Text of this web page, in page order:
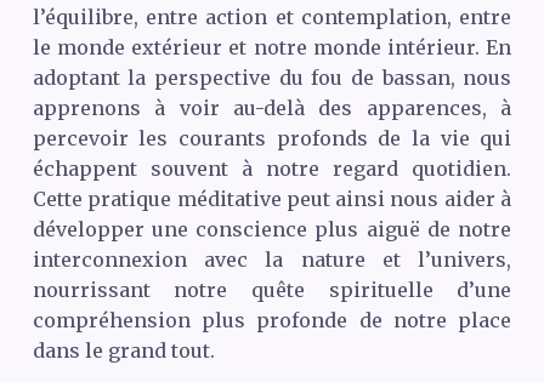
l’équilibre, entre action et contemplation, entre
le monde extérieur et notre monde intérieur. En
adoptant la perspective du fou de bassan, nous
apprenons à voir au-delà des apparences, à
percevoir les courants profonds de la vie qui
échappent souvent à notre regard quotidien.
Cette pratique méditative peut ainsi nous aider à
développer une conscience plus aiguë de notre
interconnexion avec la nature et l’univers,
nourrissant notre quête spirituelle d’une
compréhension plus profonde de notre place
dans le grand tout.